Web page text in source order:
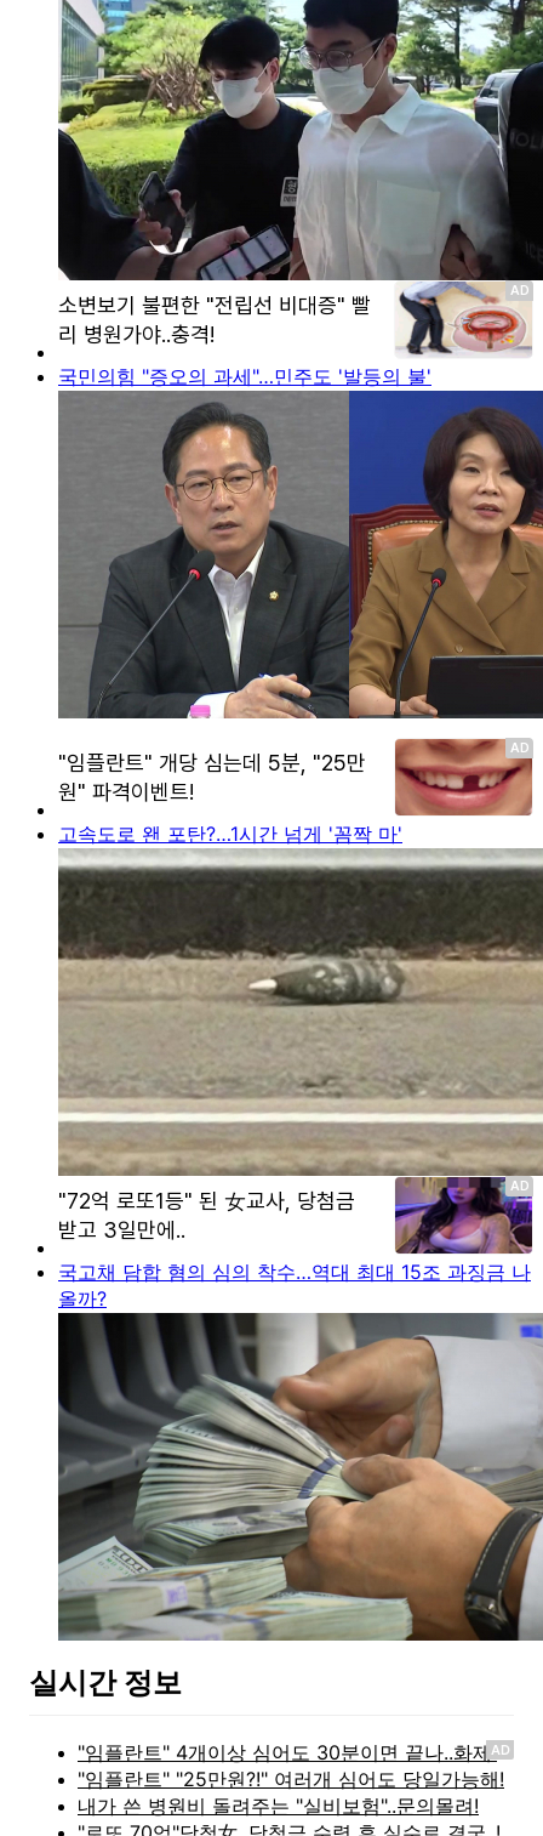
국민의힘 "증오의 과세"…민주도 '발등의 불'
고속도로 왠 포탄?…1시간 넘게 '꼼짝 마'
국고채 담합 혐의 심의 착수…역대 최대 15조 과징금 나
올까?
실시간 정보
AD